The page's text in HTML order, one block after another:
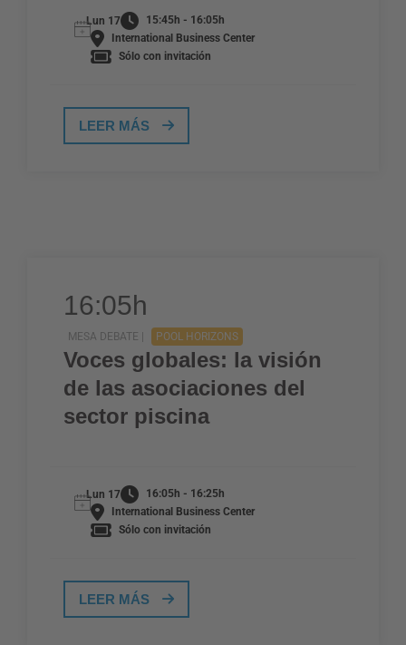
Lun 17
15:45h - 16:05h
International Business Center
Sólo con invitación
LEER MÁS
16:05h
MESA DEBATE | POOL HORIZONS
Voces globales: la visión
de las asociaciones del
sector piscina
Lun 17
16:05h - 16:25h
International Business Center
Sólo con invitación
LEER MÁS